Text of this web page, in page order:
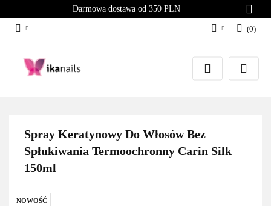
Darmowa dostawa od 350 PLN
Zaloguj się
Załóż konto
(0)
Spray Keratynowy Do Włosów Bez
Spłukiwania Termoochronny Carin Silk
150ml
NOWOŚĆ